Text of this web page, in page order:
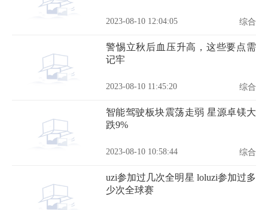
2023-08-10 12:04:05 综合
警惕立秋后血压升高，这些要点需
记牢
2023-08-10 11:45:20 综合
智能驾驶板块震荡走弱 星源卓镁大
跌9%
2023-08-10 10:58:44 综合
uzi参加过几次全明星 loluzi参加过多
少次全球赛